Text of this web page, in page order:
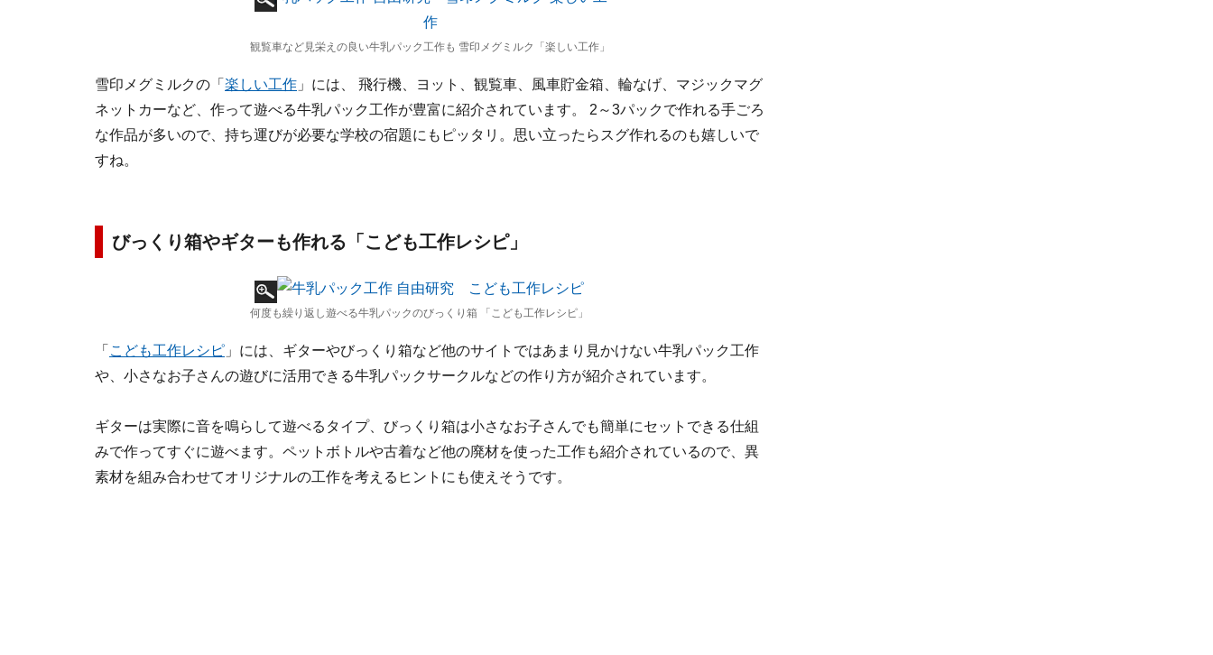
観覧車など見栄えの良い牛乳パック工作も 雪印メグミルク「楽しい工作」
雪印メグミルクの「 楽しい工作 」には、 飛行機、ヨット、観覧車、風車貯金箱、輪なげ、マジックマグ
ネットカーなど、作って遊べる牛乳パック工作が豊富に紹介されています。 2～3パックで作れる手ごろ
な作品が多いので、持ち運びが必要な学校の宿題にもピッタリ。思い立ったらスグ作れるのも嬉しいで
すね。
びっくり箱やギターも作れる「こども工作レシピ」
何度も繰り返し遊べる牛乳パックのびっくり箱 「こども工作レシピ」
「 こども工作レシピ 」には、ギターやびっくり箱など他のサイトではあまり見かけない牛乳パック工作
や、小さなお子さんの遊びに活用できる牛乳パックサークルなどの作り方が紹介されています。
ギターは実際に音を鳴らして遊べるタイプ、びっくり箱は小さなお子さんでも簡単にセットできる仕組
みで作ってすぐに遊べます。ペットボトルや古着など他の廃材を使った工作も紹介されているので、異
素材を組み合わせてオリジナルの工作を考えるヒントにも使えそうです。